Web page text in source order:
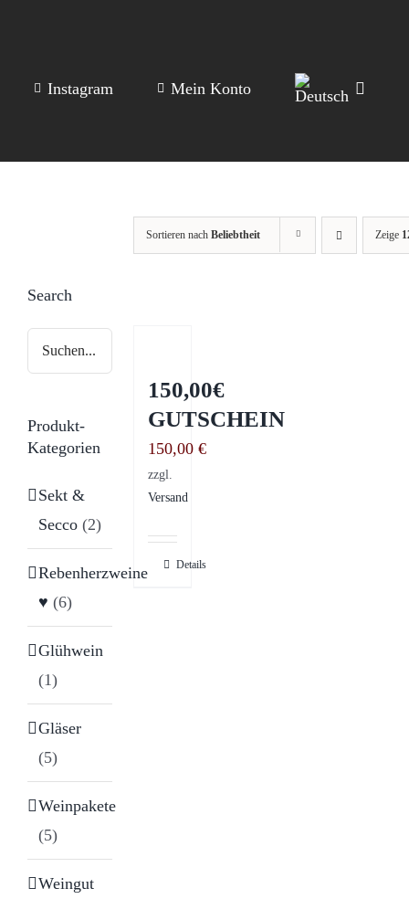
Instagram Mein Konto
Sortieren nachBeliebtheit Zeige
150,00€
GUTSCHEIN
150,00€
zzgl.
Versand
Details
Search
Produkt-
Kategorien
Sekt &
Secco (2)
Rebenherzweine
♥ (6)
Glühwein
(1)
Gläser
(5)
Weinpakete
(5)
Weingut